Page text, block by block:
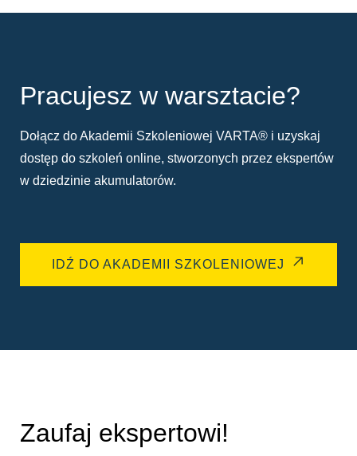
Pracujesz w warsztacie?
Dołącz do Akademii Szkoleniowej VARTA® i uzyskaj
dostęp do szkoleń online, stworzonych przez ekspertów
w dziedzinie akumulatorów.
IDŹ DO AKADEMII SZKOLENIOWEJ
Zaufaj ekspertowi!